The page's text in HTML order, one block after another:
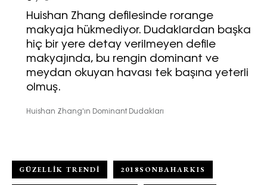
Huishan Zhang defilesinde rorange
makyaja hükmediyor. Dudaklardan başka
hiç bir yere detay verilmeyen defile
makyajında, bu rengin dominant ve
meydan okuyan havası tek başına yeterli
olmuş.
Huishan Zhang'ın Dominant Dudakları
GÜZELLIK TRENDI 2018SONBAHARKIS